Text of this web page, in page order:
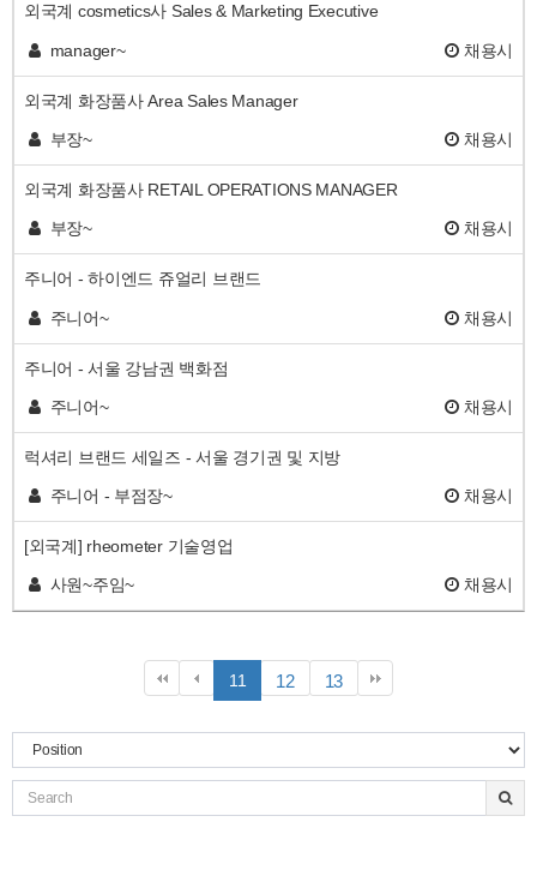
외국계 cosmetics사 Sales & Marketing Executive
manager~
채용시
외국계 화장품사 Area Sales Manager
부장~
채용시
외국계 화장품사 RETAIL OPERATIONS MANAGER
부장~
채용시
주니어 - 하이엔드 쥬얼리 브랜드
주니어~
채용시
주니어 - 서울 강남권 백화점
주니어~
채용시
럭셔리 브랜드 세일즈 - 서울 경기권 및 지방
주니어 - 부점장~
채용시
[외국계] rheometer 기술영업
사원~주임~
채용시
린
11
이
12페
지
13페
지